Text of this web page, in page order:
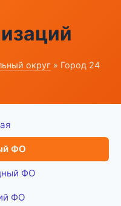
округ » Город 24
ФО
ФО
ФО